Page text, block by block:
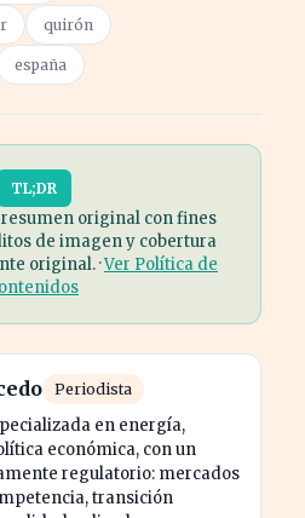
quirón
españa
TL;DR
original con fines
de imagen y cobertura
original. ·Ver Política de
Periodista
en energía,
económica, con un
regulatorio: mercados
transición